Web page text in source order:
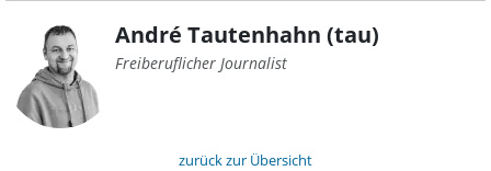
André Tautenhahn (tau)
Freiberuflicher Journalist
zurück zur Übersicht